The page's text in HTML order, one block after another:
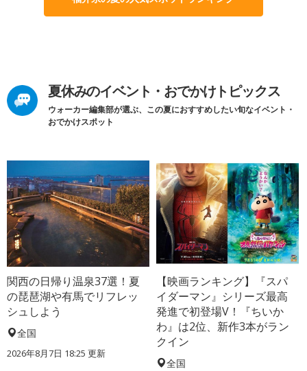
夏休みのイベント・おでかけトピックス
ウォーカー編集部が選ぶ、この夏におすすめしたい旬なイベント・
おでかけスポット
関西の日帰り温泉37選！夏
の琵琶湖や有馬でリフレッ
シュしよう
全国
2026年8月7日 18:25 更新
【映画ランキング】『スパ
イダーマン』シリーズ最高
発進で初登場V！『ちいか
わ』は2位、新作3本がラン
クイン
全国